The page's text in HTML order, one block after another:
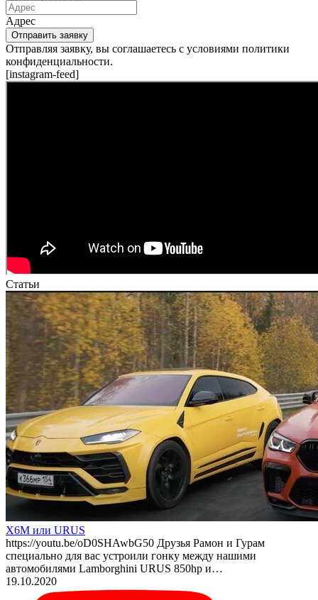
Адрес
Отправить заявку
Отправляя заявку, вы соглашаетесь с условиями политики
конфиденциальности.
[instagram-feed]
Статьи
X6M или URUS
https://youtu.be/oD0SHAwbG50 Друзья Рамон и Гурам
специально для вас устроили гонку между нашими
автомобилями Lamborghini URUS 850hp и…
19.10.2020